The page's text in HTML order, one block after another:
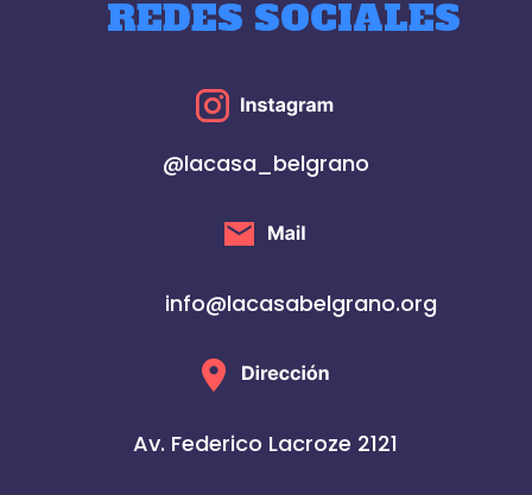
REDES SOCIALES
@lacasa_belgrano
info@lacasabelgrano.org
Av. Federico Lacroze 2121